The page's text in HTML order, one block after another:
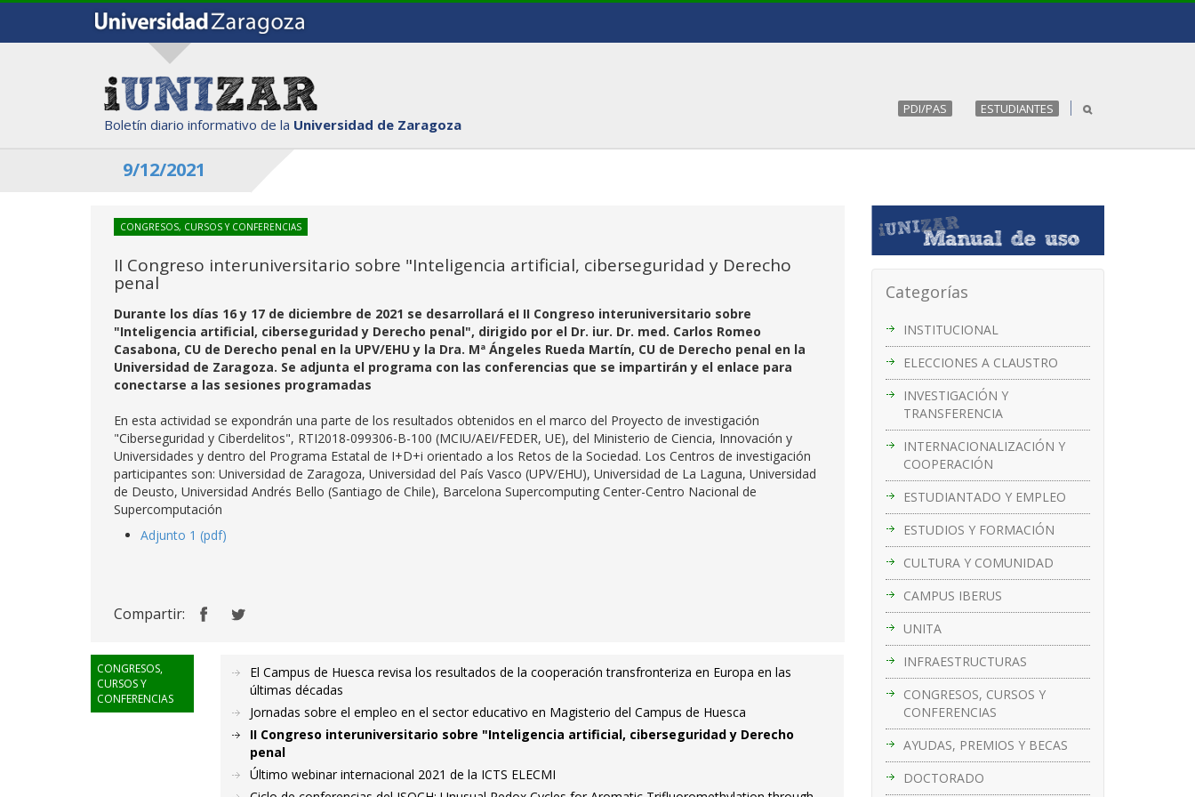
Boletín diario informativo de la Universidad de Zaragoza
PDI/PAS ESTUDIANTES
9/12/2021
Categorías
INSTITUCIONAL
ELECCIONES A CLAUSTRO
INVESTIGACIÓN Y
TRANSFERENCIA
INTERNACIONALIZACIÓN Y
COOPERACIÓN
ESTUDIANTADO Y EMPLEO
ESTUDIOS Y FORMACIÓN
CULTURA Y COMUNIDAD
CAMPUS IBERUS
UNITA
INFRAESTRUCTURAS
CONGRESOS, CURSOS Y
CONFERENCIAS
AYUDAS, PREMIOS Y BECAS
DOCTORADO
CONGRESOS, CURSOS Y CONFERENCIAS
II Congreso interuniversitario sobre "Inteligencia artificial, ciberseguridad y Derecho
penal
Durante los días 16 y 17 de diciembre de 2021 se desarrollará eI II Congreso interuniversitario sobre
"Inteligencia artificial, ciberseguridad y Derecho penal", dirigido por el Dr. iur. Dr. med. Carlos Romeo
Casabona, CU de Derecho penal en la UPV/EHU y la Dra. Mª Ángeles Rueda Martín, CU de Derecho penal en la
Universidad de Zaragoza. Se adjunta el programa con las conferencias que se impartirán y el enlace para
conectarse a las sesiones programadas
En esta actividad se expondrán una parte de los resultados obtenidos en el marco del Proyecto de investigación
"Ciberseguridad y Ciberdelitos", RTI2018-099306-B-100 (MCIU/AEI/FEDER, UE), del Ministerio de Ciencia, Innovación y
Universidades y dentro del Programa Estatal de I+D+i orientado a los Retos de la Sociedad. Los Centros de investigación
participantes son: Universidad de Zaragoza, Universidad del País Vasco (UPV/EHU), Universidad de La Laguna, Universidad
de Deusto, Universidad Andrés Bello (Santiago de Chile), Barcelona Supercomputing Center-Centro Nacional de
Supercomputación
Adjunto 1 (pdf)
Compartir:
CONGRESOS,
CURSOS Y
CONFERENCIAS
El Campus de Huesca revisa los resultados de la cooperación transfronteriza en Europa en las
últimas décadas
Jornadas sobre el empleo en el sector educativo en Magisterio del Campus de Huesca
II Congreso interuniversitario sobre "Inteligencia artificial, ciberseguridad y Derecho
penal
Último webinar internacional 2021 de la ICTS ELECMI